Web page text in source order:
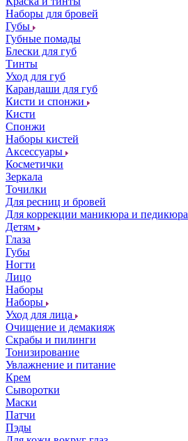
Наборы для бровей
Губы
Губные помады
Блески для губ
Тинты
Уход для губ
Карандаши для губ
Кисти и спонжи
Кисти
Спонжи
Наборы кистей
Аксессуары
Косметички
Зеркала
Точилки
Для ресниц и бровей
Для коррекции маникюра и педикюра
Детям
Глаза
Губы
Ногти
Лицо
Наборы
Наборы
Уход для лица
Очищение и демакияж
Скрабы и пилинги
Тонизирование
Увлажнение и питание
Крем
Сыворотки
Маски
Патчи
Пэды